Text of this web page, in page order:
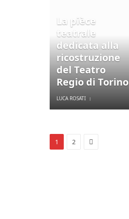
La pièce
teatrale
dedicata alla
ricostruzione
del Teatro
Regio di Torino
LUCA ROSATI
1 2 Next